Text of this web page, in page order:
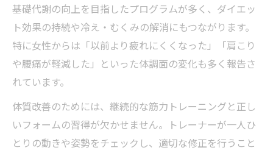
基礎代謝の向上を目指したプログラムが多く、ダイエッ
ト効果の持続や冷え・むくみの解消にもつながります。
特に女性からは「以前より疲れにくくなった」「肩こり
や腰痛が軽減した」といった体調面の変化も多く報告さ
れています。
体質改善のためには、継続的な筋力トレーニングと正し
いフォームの習得が欠かせません。トレーナーが一人ひ
とりの動きや姿勢をチェックし、適切な修正を行うこと